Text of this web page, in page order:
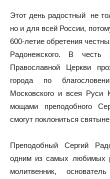
Этот день радостный не
но и для всей России,
600-летие обретения
Радонежского. В честь
Православной Церкви
города по
Московского и всея Руси
мощами преподобного
смогут поклониться
Преподобный Сергий
одним из самых любимых
молитвенник,